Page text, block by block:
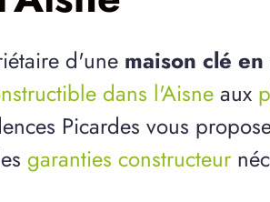
d'une maison clé
dans l'Aisneaux
Picardes vous
garanties constructeur